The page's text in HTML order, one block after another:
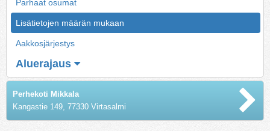
Parhaat osumat
Lisätietojen määrän mukaan
Aakkosjärjestys
Aluerajaus
Perhekoti Mikkala
Kangastie 149, 77330 Virtasalmi